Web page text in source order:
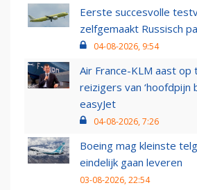
Eerste succesvolle
zelfgemaakt Russisch
04-08-2026, 9:54
Air France-KLM aast op
reizigers van ‘hoofdpijn
easyJet
04-08-2026, 7:26
Boeing mag kleinste
eindelijk gaan leveren
03-08-2026, 22:54